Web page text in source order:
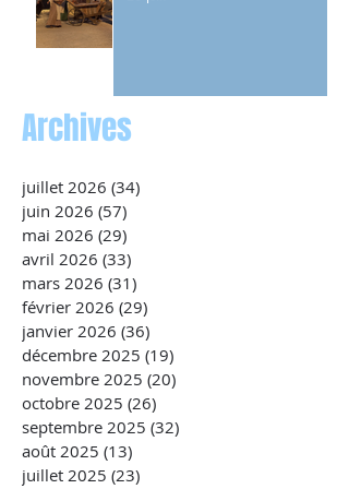
Archives
juillet 2026 (34)
juin 2026 (57)
mai 2026 (29)
avril 2026 (33)
mars 2026 (31)
février 2026 (29)
janvier 2026 (36)
décembre 2025 (19)
novembre 2025 (20)
octobre 2025 (26)
septembre 2025 (32)
août 2025 (13)
juillet 2025 (23)